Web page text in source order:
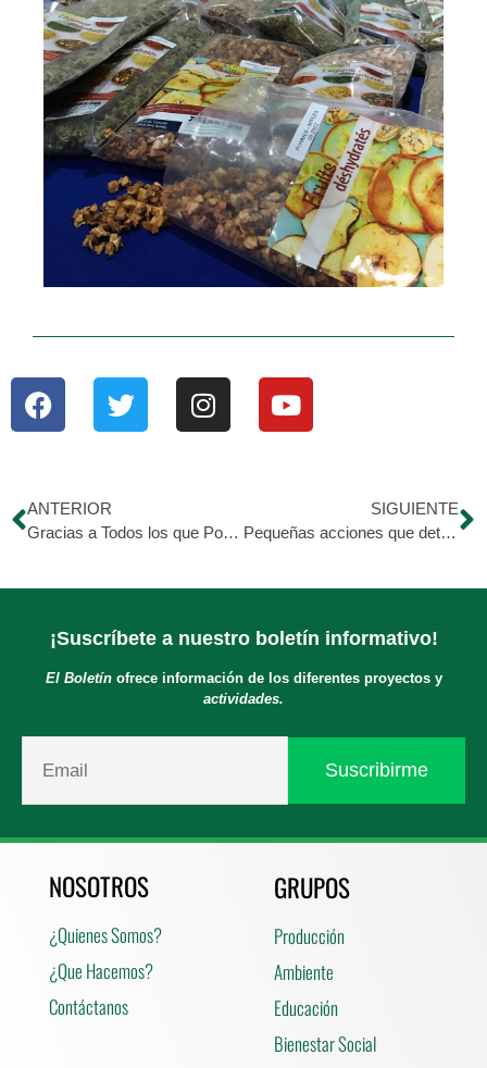
ANTERIOR
Gracias a Todos los que Ponen su Granito de Arena. Cada vez somos más!
SIGUIENTE
Pequeñas acciones que determinan un cambio de actitud positiva en la vida de cada beneficiado.
¡Suscríbete a nuestro boletín informativo!
El Boletínofrece información de los diferentes proyectos y
actividades.
NOSOTROS
¿Quienes Somos?
¿Que Hacemos?
Contáctanos
GRUPOS
Producción
Ambiente
Educación
Bienestar Social